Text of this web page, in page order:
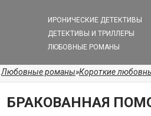
ИРОНИЧЕСКИЕ ДЕТЕКТИВЫ
ДЕТЕКТИВЫ И ТРИЛЛЕРЫ
ЛЮБОВНЫЕ РОМАНЫ
Любовные романы»Короткие
БРАКОВАННАЯ